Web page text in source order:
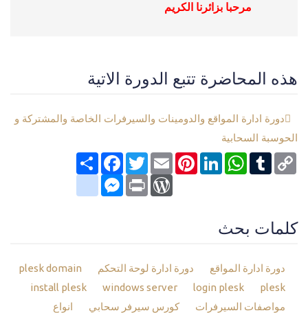
مرحبا بزائرنا الكريم
هذه المحاضرة تتبع الدورة الاتية
دورة ادارة المواقع والدومينات والسيرفرات الخاصة والمشتركة و
الحوسبة السحابية
انشر
FacebookTwitterEmail
PinterestLinkedIn
WhatsAppTumblr Copy
Link
google_bookmarksMessenger Print
WordPress
كلمات بحث
دورة ادارة المواقع دورة ادارة لوحة التحكم
install plesk
windows server login plesk
plesk
مواصفات السيرفرات
كورس سيرفر سحابي
انواع